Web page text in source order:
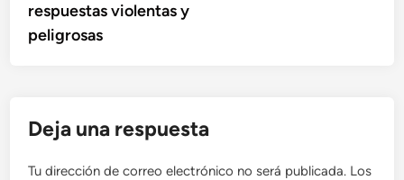
respuestas violentas y
peligrosas
Deja una respuesta
Tu dirección de correo electrónico no será publicada. Los